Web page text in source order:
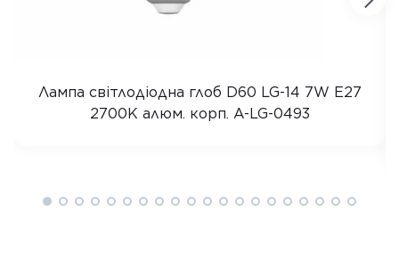
Лампа світлодіодна глоб D60 LG-14 7W E27
2700K алюм. корп. A-LG-0493